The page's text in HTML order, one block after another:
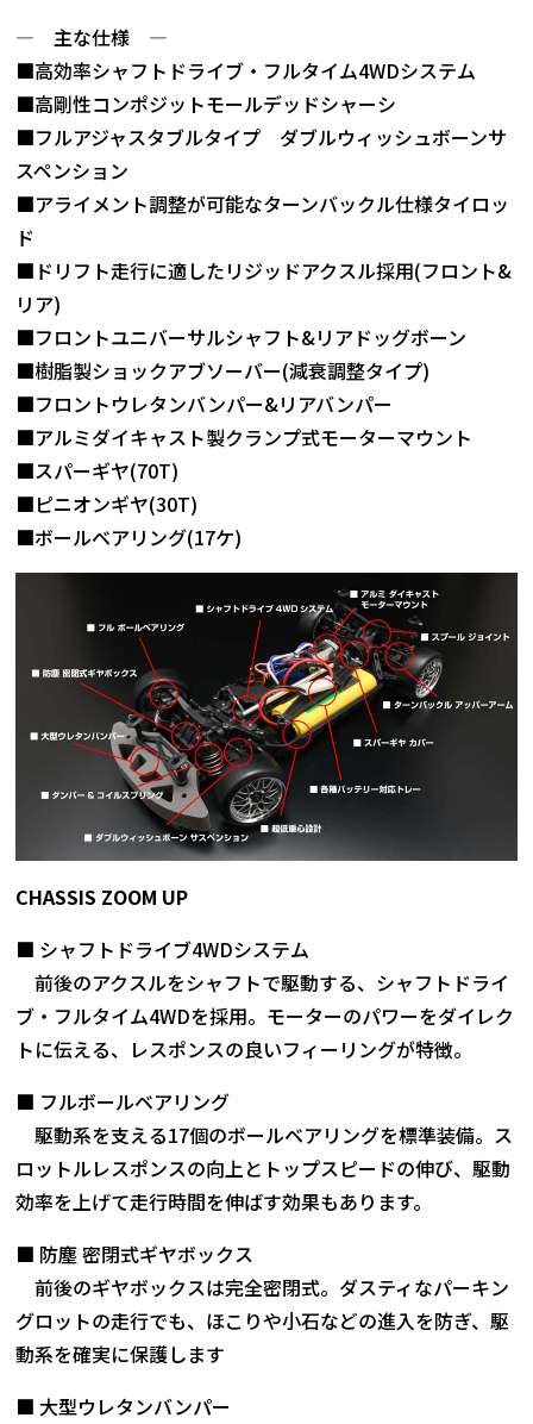
― 主な仕様 ―
■高効率シャフトドライブ・フルタイム4WDシステム
■高剛性コンポジットモールデッドシャーシ
■フルアジャスタブルタイプ ダブルウィッシュボーンサ
スペンション
■アライメント調整が可能なターンバックル仕様タイロッ
ド
■ドリフト走行に適したリジッドアクスル採用(フロント&
リア)
■フロントユニバーサルシャフト&リアドッグボーン
■樹脂製ショックアブソーバー(減衰調整タイプ)
■フロントウレタンバンパー&リアバンパー
■アルミダイキャスト製クランプ式モーターマウント
■スパーギヤ(70T)
■ピニオンギヤ(30T)
■ボールベアリング(17ケ)
CHASSIS ZOOM UP
■ シャフトドライブ4WDシステム
前後のアクスルをシャフトで駆動する、シャフトドライ
ブ・フルタイム4WDを採用。モーターのパワーをダイレク
トに伝える、レスポンスの良いフィーリングが特徴。
■ フルボールベアリング
駆動系を支える17個のボールベアリングを標準装備。ス
ロットルレスポンスの向上とトップスピードの伸び、駆動
効率を上げて走行時間を伸ばす効果もあります。
■ 防塵 密閉式ギヤボックス
前後のギヤボックスは完全密閉式。ダスティなパーキン
グロットの走行でも、ほこりや小石などの進入を防ぎ、駆
動系を確実に保護します
■ 大型ウレタンバンパー